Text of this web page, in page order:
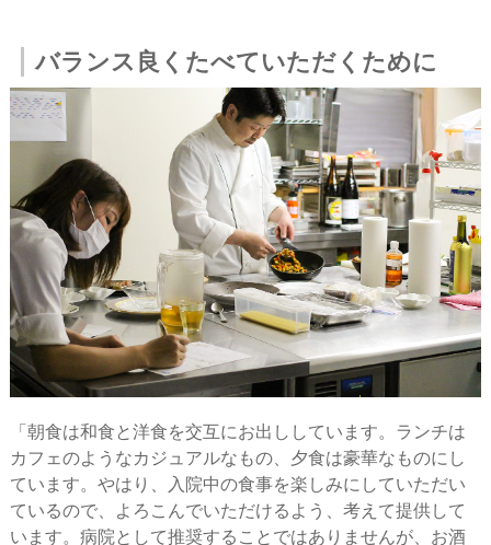
バランス良くたべていただくために
「朝食は和食と洋食を交互にお出ししています。ランチは
カフェのようなカジュアルなもの、夕食は豪華なものにし
ています。やはり、入院中の食事を楽しみにしていただい
ているので、よろこんでいただけるよう、考えて提供して
います。病院として推奨することではありませんが、お酒